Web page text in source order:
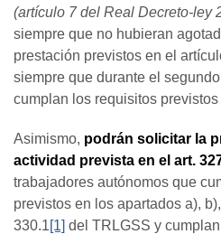
(artículo 7 del Real Decreto-ley
siempre que no hubieran
prestación previstos en el
siempre que durante el
cumplan los requisitos
Asimismo, podrán solicitar la
actividad prevista en el art.
trabajadores autónomos que
previstos en los apartados a),
330.1[1] del TRLGSS y